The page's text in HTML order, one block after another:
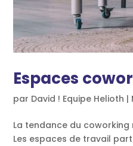
Espaces
par David ! Equipe Helioth |
La tendance du coworking
Les espaces de travail